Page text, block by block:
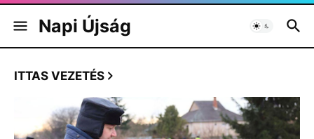
Napi Újság
ITTAS VEZETÉS